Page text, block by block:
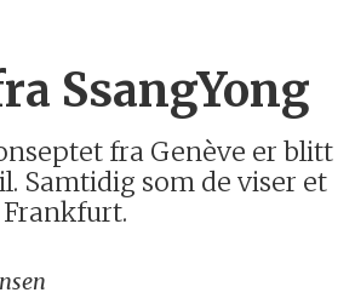
SsangYong
fra Genève er blitt
Samtidig som de viser et